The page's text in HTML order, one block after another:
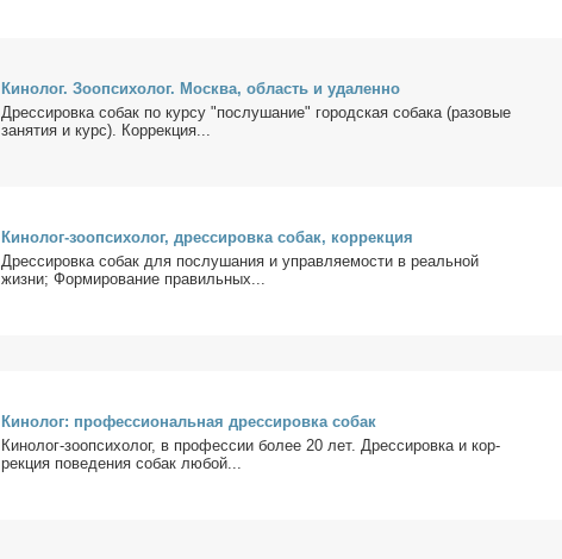
Ки­но­лог. Зоо­пси­хо­лог. Москва, об­ласть и уда­лен­но
Дрес­си­ров­ка со­бак по кур­су "по­слу­ша­ние" го­род­ская со­ба­ка (ра­зо­вые
за­ня­тия и курс). Кор­рек­ция...
Ки­но­лог-зоо­пси­хо­лог, дрес­си­ров­ка со­бак, кор­рек­ция
Дрес­си­ров­ка со­бак для по­слу­ша­ния и управ­ля­е­мо­сти в ре­аль­ной
жиз­ни; Фор­ми­ро­ва­ние пра­виль­ных...
Ки­но­лог: про­фес­сио­наль­ная дрес­си­ров­ка со­бак
Ки­но­лог-зоо­пси­хо­лог, в про­фес­сии бо­лее 20 лет. Дрес­си­ров­ка и кор­
рек­ция по­ве­де­ния со­бак лю­бой...